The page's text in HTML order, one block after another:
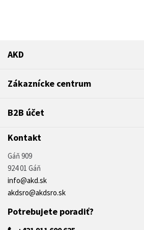
AKD
Zákaznícke centrum
B2B účet
Kontakt
Gáň 909
924 01 Gáň
info@akd.sk
akdsro@akdsro.sk
Potrebujete poradiť?